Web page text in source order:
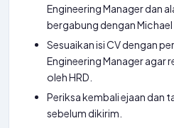
Engineering Manager dan
bergabung dengan Michael
Sesuaikan isi CV dengan
Engineering Manager agar
oleh HRD.
Periksa kembali ejaan dan
sebelum dikirim.